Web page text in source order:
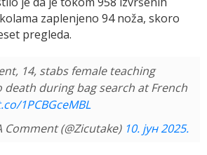
zaplenjeno 94 noža, skoro
pregleda.
14, stabs female teaching
death during bag search at French
1PCBGceMBL
(@Zicutake) 10. јун 2025.